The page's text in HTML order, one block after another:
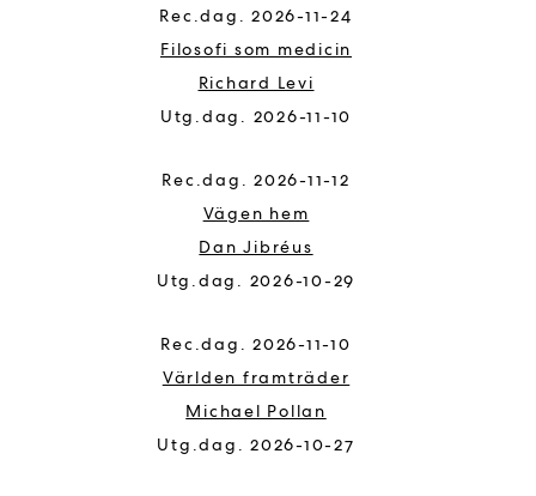
2026-11-24
Filosofi som medicin
Richard Levi
2026-11-10
2026-11-12
Vägen hem
Dan Jibréus
2026-10-29
2026-11-10
Världen framträder
Michael Pollan
2026-10-27